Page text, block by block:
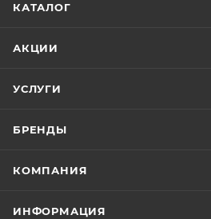
КАТАЛОГ
АКЦИИ
УСЛУГИ
БРЕНДЫ
КОМПАНИЯ
ИНФОРМАЦИЯ